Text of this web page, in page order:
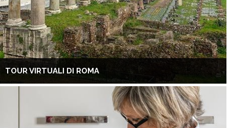
TOUR VIRTUALI DI ROMA